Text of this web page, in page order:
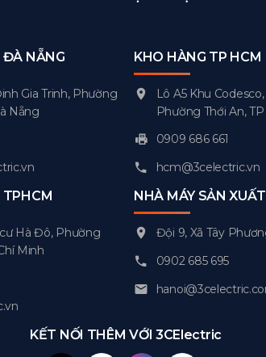
ĐÀ NẴNG
Gia Trinh, Phường
Nẵng
Hà Đô, Phường
Minh
KHO HÀNG TP HCM
Lô A5 Khu
Phường Thới An,
0909 686 661
hcm@3celectric.vn
NHÀ MÁY SẢN XUẤT
Đội 9, Xã Tây
0902 685 695
KẾT NỐI THÊM VỚI 3CElectric